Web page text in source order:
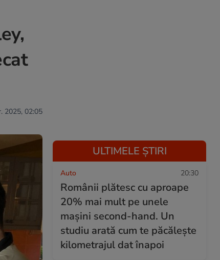
2025, 02:05
ULTIMELE ȘTIRI
Auto 20:30
Românii plătesc cu aproape
20% mai mult pe unele
mașini second-hand. Un
studiu arată cum te păcălește
kilometrajul dat înapoi